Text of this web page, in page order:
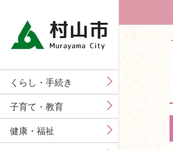
くらし・手続き
子育て・教育
健康・福祉